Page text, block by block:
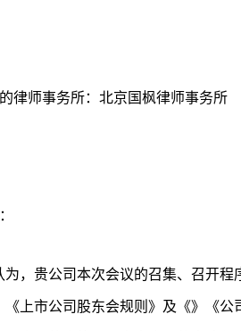
律师事务所：北京国枫律师事务所
，贵公司本次会议的召集、召开程
上市公司股东会规则》及《》《公